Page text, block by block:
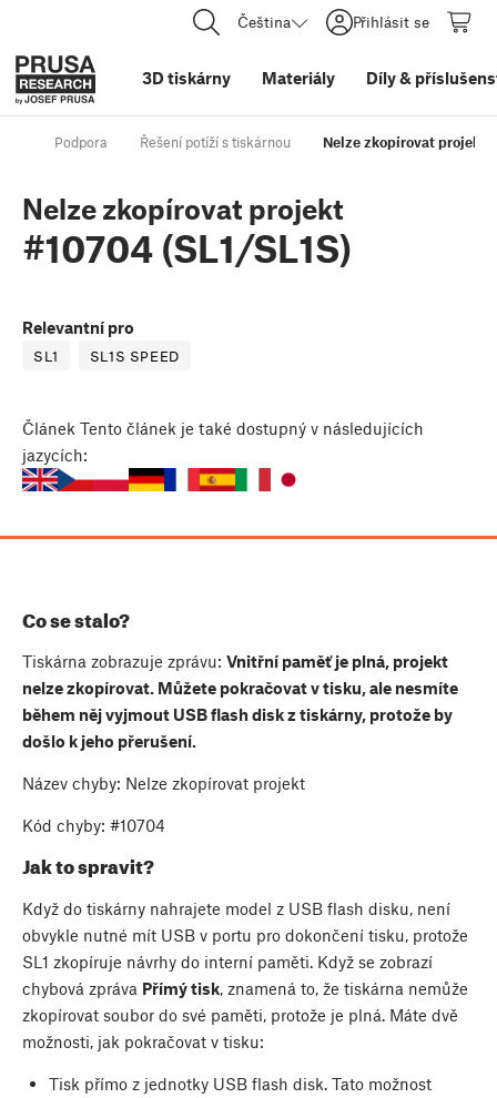
Čeština Přihlásit se
3D tiskárny Materiály Díly&
Podpora Řešení potíží s tiskárnou Nelze zkopírovat projekt
Nelze zkopírovat projekt
#10704 (SL1/SL1S)
Relevantní pro
SL1 SL1S SPEED
Článek Tento článek je také dostupný v následujících
jazycích:
Co se stalo?
Tiskárna zobrazuje zprávu: Vnitřní paměť je plná, projekt
nelze zkopírovat. Můžete pokračovat v tisku, ale nesmíte
během něj vyjmout USB flash disk z tiskárny, protože by
došlo k jeho přerušení.
Název chyby: Nelze zkopírovat projekt
Kód chyby: #10704
Jak to spravit?
Když do tiskárny nahrajete model z USB flash disku, není
obvykle nutné mít USB v portu pro dokončení tisku, protože
SL1 zkopíruje návrhy do interní paměti. Když se zobrazí
chybová zpráva Přímý tisk, znamená to, že tiskárna nemůže
zkopírovat soubor do své paměti, protože je plná. Máte dvě
možnosti, jak pokračovat v tisku:
Tisk přímo z jednotky USB flash disk. Tato možnost